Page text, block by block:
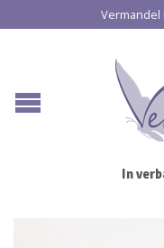
Vermandel
In